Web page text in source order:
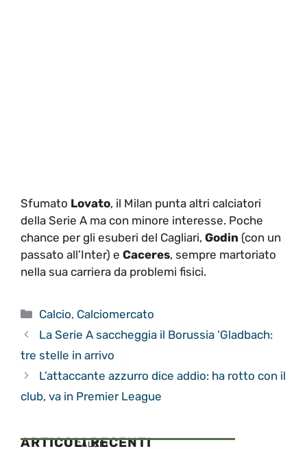
Sfumato Lovato, il Milan punta altri calciatori
della Serie A ma con minore interesse. Poche
chance per gli esuberi del Cagliari, Godin (con un
passato all’Inter) e Caceres, sempre martoriato
nella sua carriera da problemi fisici.
Categorie
Calcio, Calciomercato
La Serie A saccheggia il Borussia ‘Gladbach:
tre stelle in arrivo
L’attaccante azzurro dice addio: ha rotto con il
club, va in Premier League
ARTICOLI RECENTI
CALCIO